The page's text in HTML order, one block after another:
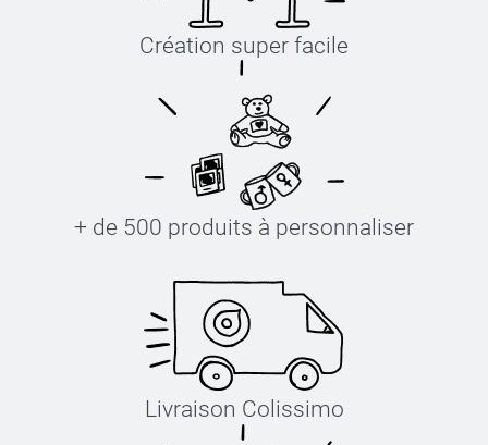
Création super facile
+ de 500 produits à personnaliser
Livraison Colissimo